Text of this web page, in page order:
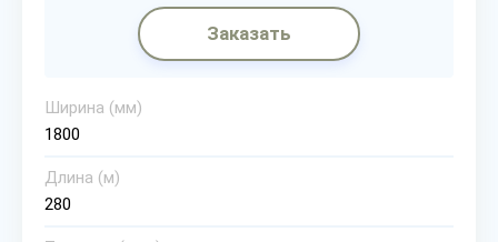
Заказать
Ширина (мм)
1800
Длина (м)
280